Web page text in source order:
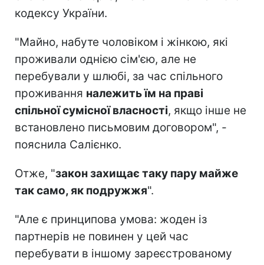
кодексу України.
"Майно, набуте чоловіком і жінкою, які
проживали однією сім'єю, але не
перебували у шлюбі, за час спільного
проживання належить їм на праві
спільної сумісної власності, якщо інше не
встановлено письмовим договором", -
пояснила Салієнко.
Отже, "закон захищає таку пару майже
так само, як подружжя".
"Але є принципова умова: жоден із
партнерів не повинен у цей час
перебувати в іншому зареєстрованому